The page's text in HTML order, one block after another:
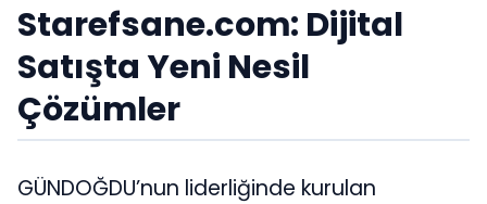
Starefsane.com: Dijital
Satışta Yeni Nesil
Çözümler
GÜNDOĞDU’nun liderliğinde kurulan